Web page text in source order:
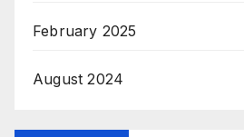
February 2025
August 2024